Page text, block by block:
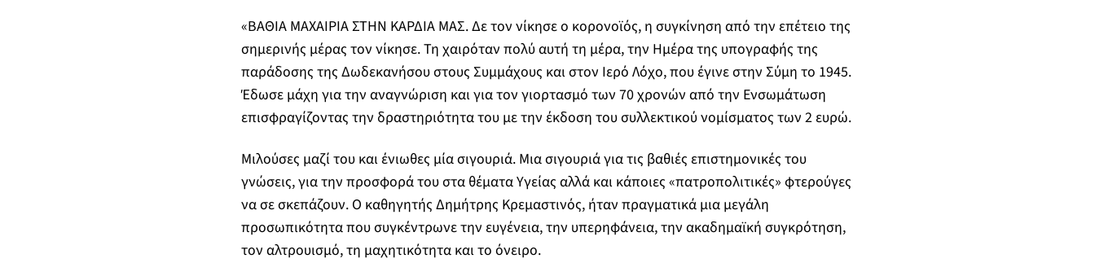
«ΒΑΘΙΑ ΜΑΧΑΙΡΙΑ ΣΤΗΝ ΚΑΡΔΙΑ ΜΑΣ. Δε τον νίκησε ο κορονοϊός, η συγκίνηση από την επέτειο της
σημερινής μέρας τον νίκησε. Τη χαιρόταν πολύ αυτή τη μέρα, την Ημέρα της υπογραφής της
παράδοσης της Δωδεκανήσου στους Συμμάχους και στον Ιερό Λόχο, που έγινε στην Σύμη το 1945.
Έδωσε μάχη για την αναγνώριση και για τον γιορτασμό των 70 χρονών από την Ενσωμάτωση
επισφραγίζοντας την δραστηριότητα του με την έκδοση του συλλεκτικού νομίσματος των 2 ευρώ.
Μιλούσες μαζί του και ένιωθες μία σιγουριά. Μια σιγουριά για τις βαθιές επιστημονικές του
γνώσεις, για την προσφορά του στα θέματα Υγείας αλλά και κάποιες «πατροπολιτικές» φτερούγες
να σε σκεπάζουν. Ο καθηγητής Δημήτρης Κρεμαστινός, ήταν πραγματικά μια μεγάλη
προσωπικότητα που συγκέντρωνε την ευγένεια, την υπερηφάνεια, την ακαδημαϊκή συγκρότηση,
τον αλτρουισμό, τη μαχητικότητα και το όνειρο.